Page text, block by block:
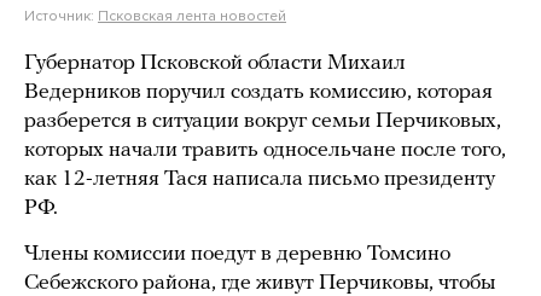
Источник: Псковская лента новостей
Губернатор Псковской области Михаил
Ведерников поручил создать комиссию, которая
разберется в ситуации вокруг семьи Перчиковых,
которых начали травить односельчане после того,
как 12-летняя Тася написала письмо президенту
РФ.
Члены комиссии поедут в деревню Томсино
Себежского района, где живут Перчиковы, чтобы